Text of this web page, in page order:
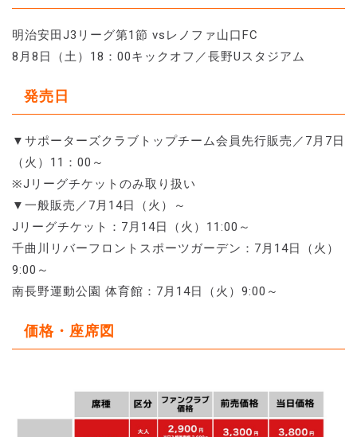
明治安田J3リーグ第1節 vsレノファ山口FC
8月8日（土）18：00キックオフ／長野Uスタジアム
発売日
▼サポーターズクラブトップチーム会員先行販売／7月7日
（火）11：00～
※Jリーグチケットのみ取り扱い
▼一般販売／7月14日（火）～
Jリーグチケット：7月14日（火）11:00～
千曲川リバーフロントスポーツガーデン：7月14日（火）
9:00～
南長野運動公園 体育館：7月14日（火）9:00～
価格・座席図